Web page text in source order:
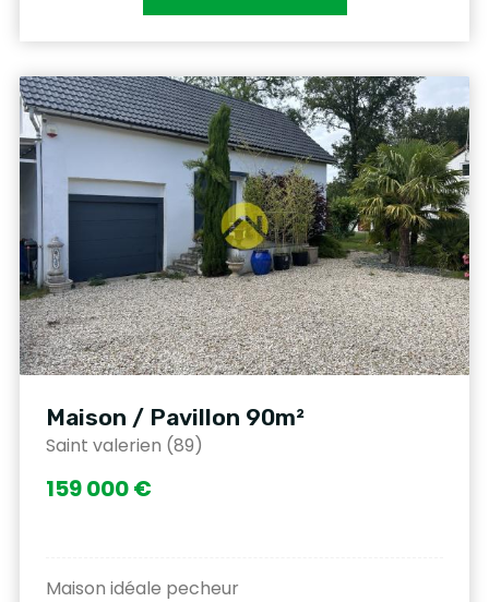
Maison / Pavillon 90m²
Saint valerien (89)
159 000 €
Maison idéale pecheur